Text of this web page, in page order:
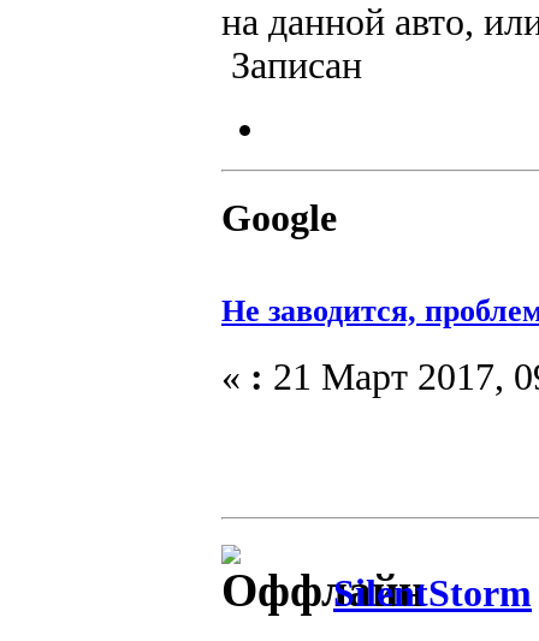
на данной авто,
Записан
Google
Не заводится,
« : 21 Март 2017,
SilentStorm